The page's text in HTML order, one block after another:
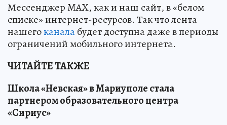
Мессенджер MAX, как и наш сайт, в «белом
списке» интернет-ресурсов. Так что лента
нашегоканалабудет доступна даже в периоды
ограничений мобильного интернета.
ЧИТАЙТЕ ТАКЖЕ
Школа «Невская» в Мариуполе стала
партнером образовательного центра
«Сириус»